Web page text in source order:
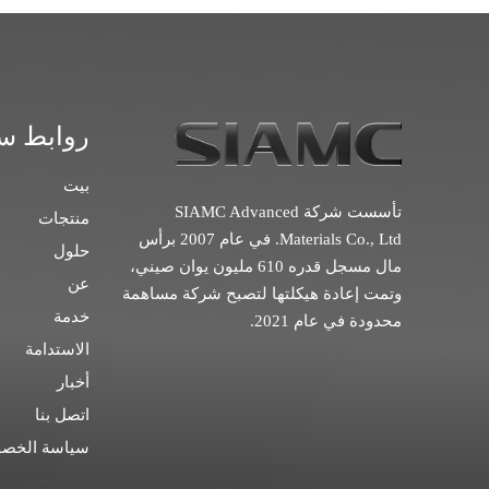
تأسست شركة SIAMC Advanced
Materials Co., Ltd. في عام 2007 برأس
مال مسجل قدره 610 مليون يوان صيني،
وتمت إعادة هيكلتها لتصبح شركة مساهمة
محدودة في عام 2021.
روابط
بيت
منتجات
حلول
عن
خدمة
الاستدامة
أخبار
اتصل بنا
سياسة